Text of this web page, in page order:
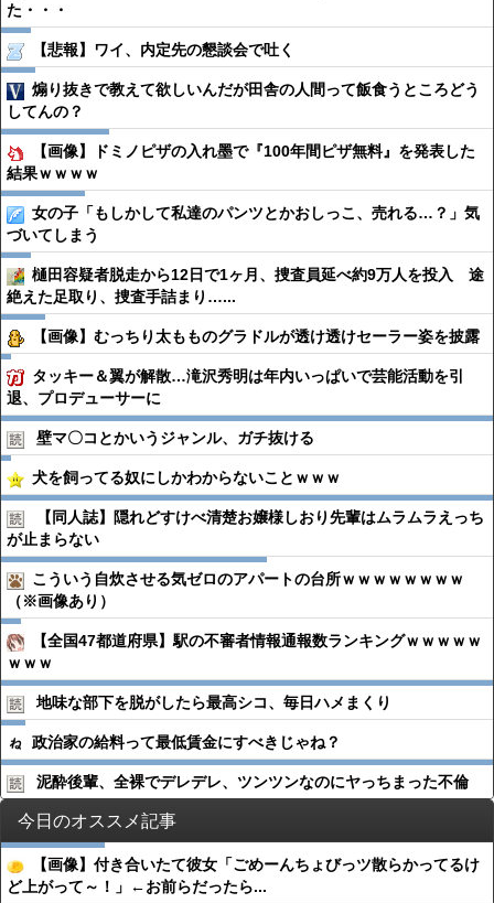
た・・・
【悲報】ワイ、内定先の懇談会で吐く
煽り抜きで教えて欲しいんだが田舎の人間って飯食うところどう
してんの？
【画像】ドミノピザの入れ墨で『100年間ピザ無料』を発表した
結果ｗｗｗｗ
女の子「もしかして私達のパンツとかおしっこ、売れる…？」気
づいてしまう
樋田容疑者脱走から12日で1ヶ月、捜査員延べ約9万人を投入 途
絶えた足取り、捜査手詰まり…...
【画像】むっちり太もものグラドルが透け透けセーラー姿を披露
タッキー＆翼が解散…滝沢秀明は年内いっぱいで芸能活動を引
退、プロデューサーに
壁マ〇コとかいうジャンル、ガチ抜ける
犬を飼ってる奴にしかわからないことｗｗｗ
【同人誌】隠れどすけべ清楚お嬢様しおり先輩はムラムラえっち
が止まらない
こういう自炊させる気ゼロのアパートの台所ｗｗｗｗｗｗｗｗ
（※画像あり）
【全国47都道府県】駅の不審者情報通報数ランキングｗｗｗｗｗ
ｗｗｗ
地味な部下を脱がしたら最高シコ、毎日ハメまくり
政治家の給料って最低賃金にすべきじゃね？
泥酔後輩、全裸でデレデレ、ツンツンなのにヤっちまった不倫
今日のオススメ記事
【画像】付き合いたて彼女「ごめーんちょびっツ散らかってるけ
ど上がって～！」←お前らだったら...